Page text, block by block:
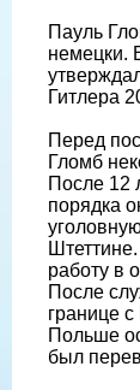
Пауль
немецки.
Гитлера
Перед
Гломб
После 12
порядка
работу в
После
границе
Польше
был